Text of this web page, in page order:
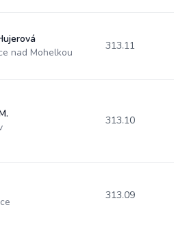
nad Mohelkou
313.11
313.10
313.09